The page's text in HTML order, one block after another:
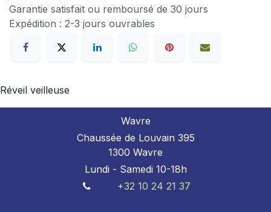
Garantie satisfait ou remboursé de 30 jours
Expédition : 2-3 jours ouvrables
Réveil veilleuse
Wavre
Chaussée de Louvain 395
1300 Wavre
Lundi - Samedi 10-18h
+32 10 24 21 37